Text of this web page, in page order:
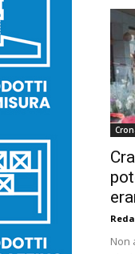
Non